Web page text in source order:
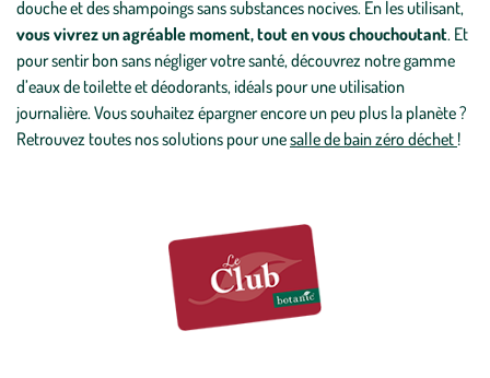
douche et des shampoings sans substances nocives. En les utilisant,
vous vivrez un agréable moment, tout en vous chouchoutant. Et
pour sentir bon sans négliger votre santé, découvrez notre gamme
d’eaux de toilette et déodorants, idéals pour une utilisation
journalière. Vous souhaitez épargner encore un peu plus la planète ?
Retrouvez toutes nos solutions pour unesalle de bain zéro déchet !